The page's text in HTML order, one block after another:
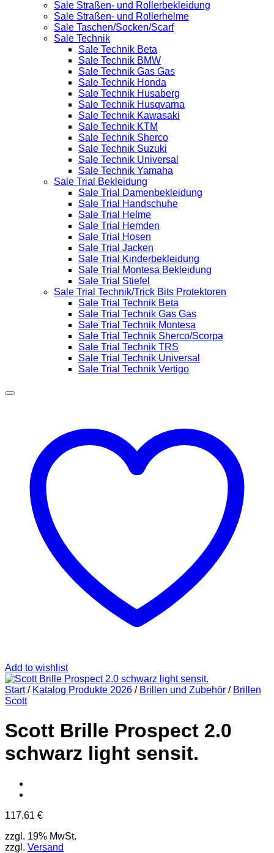
Sale Straßen- und Rollerbekleidung
Sale Straßen- und Rollerhelme
Sale Taschen/Socken/Scarf
Sale Technik
Sale Technik Beta
Sale Technik BMW
Sale Technik Gas Gas
Sale Technik Honda
Sale Technik Husaberg
Sale Technik Husqvarna
Sale Technik Kawasaki
Sale Technik KTM
Sale Technik Sherco
Sale Technik Suzuki
Sale Technik Universal
Sale Technik Yamaha
Sale Trial Bekleidung
Sale Trial Damenbekleidung
Sale Trial Handschuhe
Sale Trial Helme
Sale Trial Hemden
Sale Trial Hosen
Sale Trial Jacken
Sale Trial Kinderbekleidung
Sale Trial Montesa Bekleidung
Sale Trial Stiefel
Sale Trial Technik/Trick Bits Protektoren
Sale Trial Technik Beta
Sale Trial Technik Gas Gas
Sale Trial Technik Montesa
Sale Trial Technik Sherco/Scorpa
Sale Trial Technik TRS
Sale Trial Technik Universal
Sale Trial Technik Vertigo
Add to wishlist
Start / Katalog Produkte 2026 / Brillen und Zubehör / Brillen
Scott
Scott Brille Prospect 2.0
schwarz light sensit.
117,61 €
zzgl. 19% MwSt.
zzgl. Versand